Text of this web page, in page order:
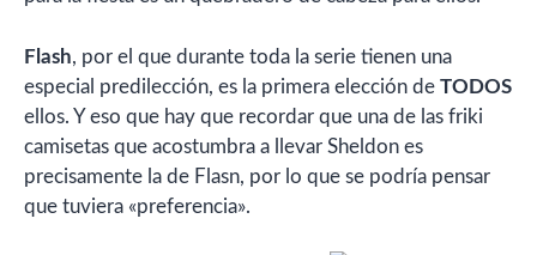
Flash, por el que durante toda la serie tienen una
especial predilección, es la primera elección de TODOS
ellos. Y eso que hay que recordar que una de las friki
camisetas que acostumbra a llevar Sheldon es
precisamente la de Flasn, por lo que se podría pensar
que tuviera «preferencia».